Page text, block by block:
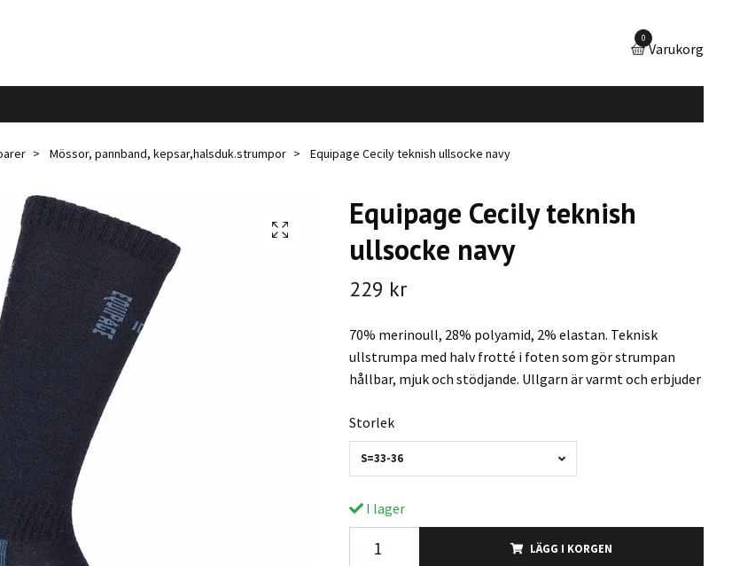
0
Varukorg
Mössor, pannband, kepsar,halsduk.strumpor Equipage Cecily teknish ullsocke navy
Equipage Cecily teknish
ullsocke navy
229 kr
70% merinoull, 28% polyamid, 2% elastan. Teknisk
ullstrumpa med halv frotté i foten som gör strumpan
hållbar, mjuk och stödjande. Ullgarn är varmt och erbjuder
Storlek
S=33-36
I lager
LÄGG I KORGEN